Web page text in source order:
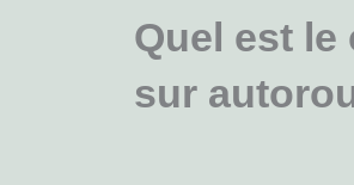
Quel est le
sur